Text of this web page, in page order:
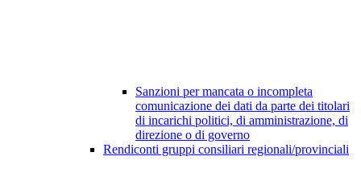
Sanzioni per mancata o incompleta
comunicazione dei dati da parte dei titolari
di incarichi politici, di amministrazione, di
direzione o di governo
Rendiconti gruppi consiliari regionali/provinciali